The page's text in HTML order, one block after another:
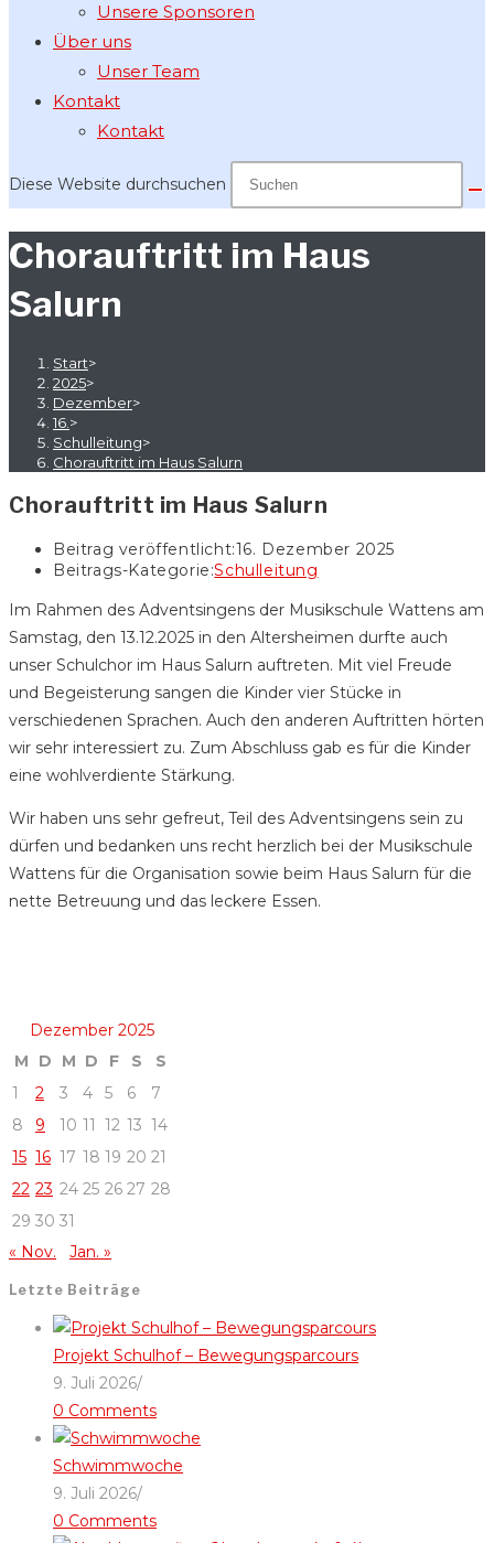
Unsere Sponsoren
Über uns
Unser Team
Kontakt
Kontakt
Diese Website durchsuchen
Chorauftritt im Haus
Salurn
Start>
2025>
Dezember>
16. >
Schulleitung>
Chorauftritt im Haus Salurn
Chorauftritt im Haus Salurn
Beitrag veröffentlicht:16. Dezember 2025
Beitrags-Kategorie:Schulleitung
Im Rahmen des Adventsingens der Musikschule Wattens am
Samstag, den 13.12.2025 in den Altersheimen durfte auch
unser Schulchor im Haus Salurn auftreten. Mit viel Freude
und Begeisterung sangen die Kinder vier Stücke in
verschiedenen Sprachen. Auch den anderen Auftritten hörten
wir sehr interessiert zu. Zum Abschluss gab es für die Kinder
eine wohlverdiente Stärkung.
Wir haben uns sehr gefreut, Teil des Adventsingens sein zu
dürfen und bedanken uns recht herzlich bei der Musikschule
Wattens für die Organisation sowie beim Haus Salurn für die
nette Betreuung und das leckere Essen.
Dezember 2025
M
D M D F S
S
1
2 3 4 5 6
7
8
9 10 11 12 13 14
15 16 17 18 19 20 21
22 23 24 25 26 27 28
29 30 31
« Nov.
Jan. »
Letzte Beiträge
Projekt Schulhof – Bewegungsparcours
9. Juli 2026/
0 Comments
Schwimmwoche
9. Juli 2026/
0 Comments